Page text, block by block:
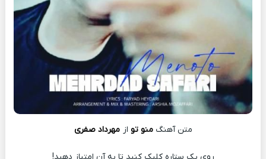
متن آهنگمنو تو از مهرداد صفری